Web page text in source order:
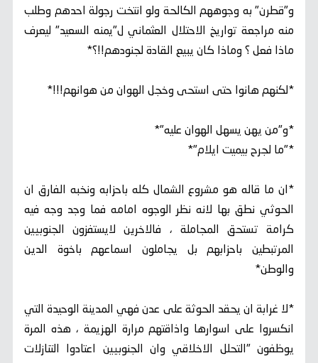
و"قطرن" به وجوههم الكالحة ولو انتخت رجولة احدهم وطلب
منه مراجعة تواريخ الاحتلال العثماني ل"يمنه السعيد" ليعرف
ماذا فعل ؟ وماذا كان يبيع القادة لجنودهم!!؟*
*لكنهم هانوا حتى استحى وخجل الهوان من هوانهم!!!*
*و"من يهن يسهل الهوان عليه"*
*"ما لجرح بيميت ايلام"*
*ان ما قاله هو مشروع الشمال كله باحزابه ونخبه الفارق ان
الحوثي نطق بها لانه نظر الوجوه امامه فما وجد وجه فيه
كرامة تستحق المجاملة ، فالاخرين لايستفزون الجنوبيين
المرتبطين باحزابهم بل يجاملون اسماعهم باخوة الدين
والوطن*
*لا غرابة ان يحقد الحوثة على عدن فهي المدينة الوحيدة التي
انكسروا على اسوارها واذاقتهم مرارة الهزيمة ، هذه المرة
يوظفون "التحلل الاخلاقي وان الجنوبيين اعتادوا التنازلات